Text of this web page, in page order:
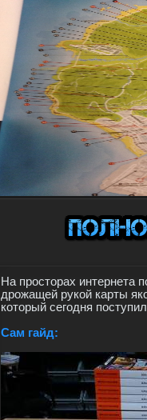
На просторах интернета
дрожащей рукой карты
который сегодня
Сам гайд: